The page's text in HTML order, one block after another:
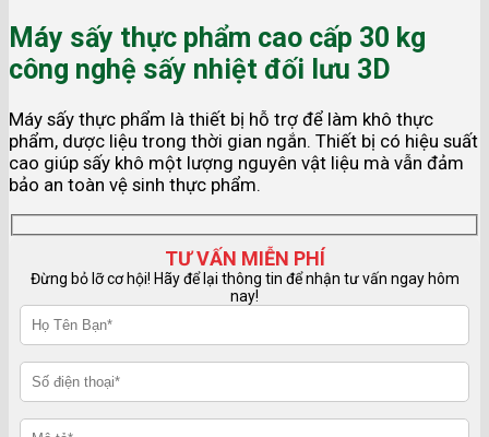
Máy sấy thực phẩm cao cấp 30 kg
công nghệ sấy nhiệt đối lưu 3D
Máy sấy thực phẩm là thiết bị hỗ trợ để làm khô thực
phẩm, dược liệu trong thời gian ngắn. Thiết bị có hiệu suất
cao giúp sấy khô một lượng nguyên vật liệu mà vẫn đảm
bảo an toàn vệ sinh thực phẩm.
TƯ VẤN MIỄN PHÍ
Đừng bỏ lỡ cơ hội! Hãy để lại thông tin để nhận tư vấn ngay hôm
nay!